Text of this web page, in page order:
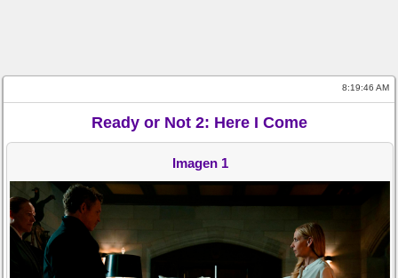
8:19:46 AM
Ready or Not 2: Here I Come
Imagen 1